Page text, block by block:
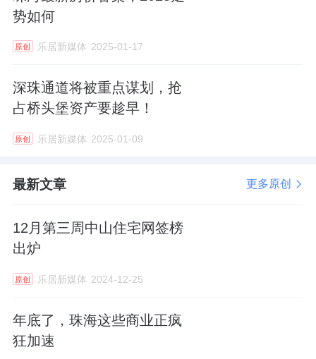
势如何
原创 乐居新媒体 2025-01-17
深珠通道将被重点谋划，抢
占桥头堡资产要趁早！
原创 乐居新媒体 2025-01-09
最新文章 更多原创
12月第三周中山住宅网签榜
出炉
原创 乐居新媒体 2024-12-25
年底了，珠海这些商业正疯
狂加速